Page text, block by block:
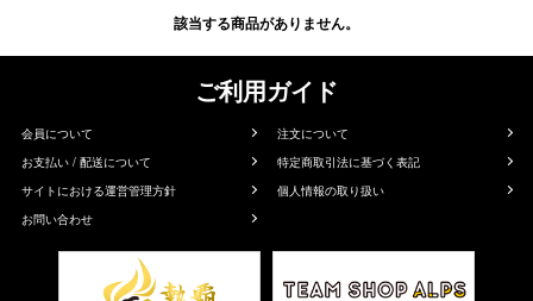
該当する商品がありません。
ご利用ガイド
会員について
注文について
お支払い / 配送について
特定商取引法に基づく表記
サイトにおける運営管理方針
個人情報の取り扱い
お問い合わせ